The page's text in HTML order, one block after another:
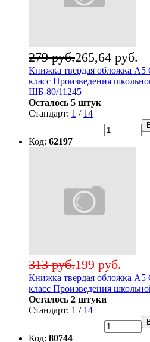
265,64 руб.
279 руб.
Книжка твердая обложка А5
класс Произведения
ШБ-80/11245
Осталось 5 штук
Стандарт: 1 / 14
Код: 62197
199 руб.
313 руб.
Книжка твердая обложка А5
класс Произведения
Осталось 2 штуки
Стандарт: 1 / 14
Код: 80744